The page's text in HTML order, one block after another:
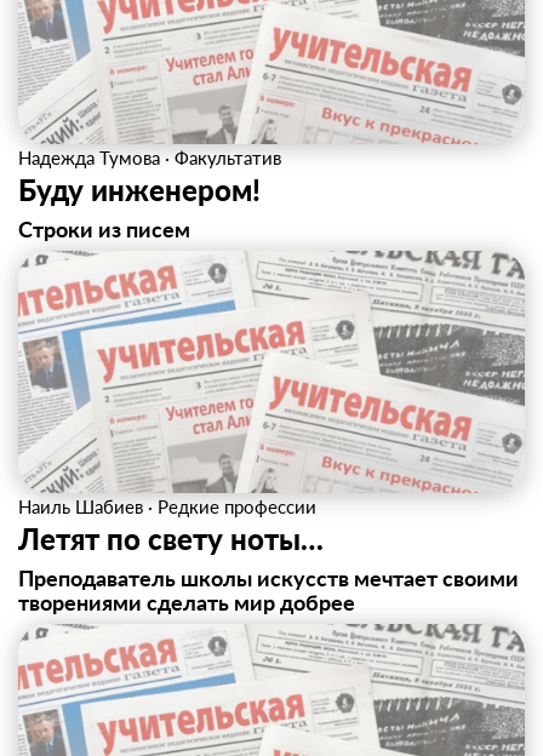
Надежда Тумова · Факультатив
Буду инженером!
Строки из писем
Наиль Шабиев · Редкие профессии
Летят по свету ноты…
Преподаватель школы искусств мечтает своими
творениями сделать мир добрее